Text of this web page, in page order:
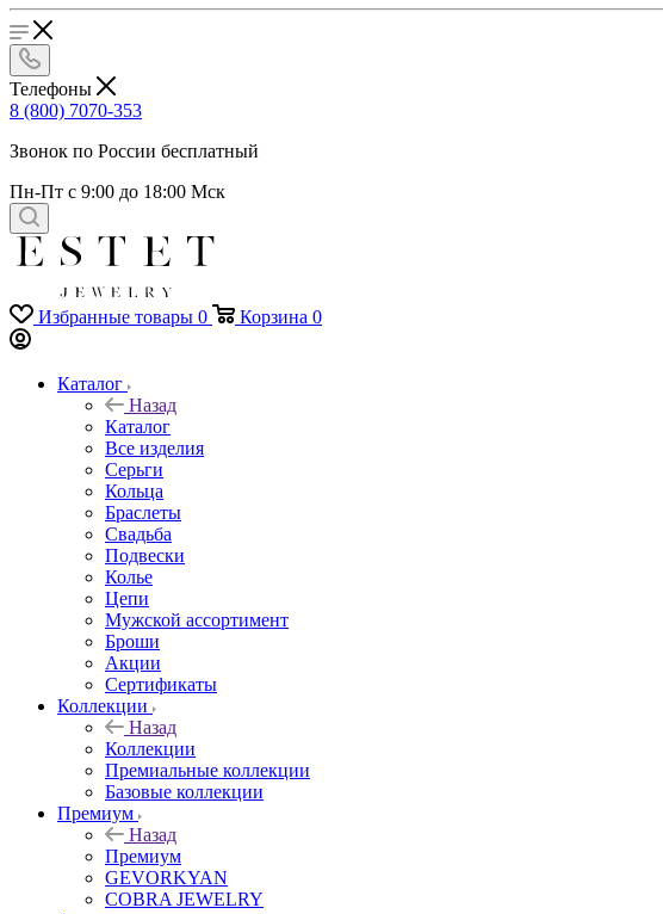
Телефоны
8 (800) 7070-353
Звонок по России бесплатный
Пн-Пт с 9:00 до 18:00 Мск
Избранные товары 0 Корзина 0
Каталог
Назад
Каталог
Все изделия
Серьги
Кольца
Браслеты
Свадьба
Подвески
Колье
Цепи
Мужской ассортимент
Броши
Акции
Сертификаты
Коллекции
Назад
Коллекции
Премиальные коллекции
Базовые коллекции
Премиум
Назад
Премиум
GEVORKYAN
COBRA JEWELRY